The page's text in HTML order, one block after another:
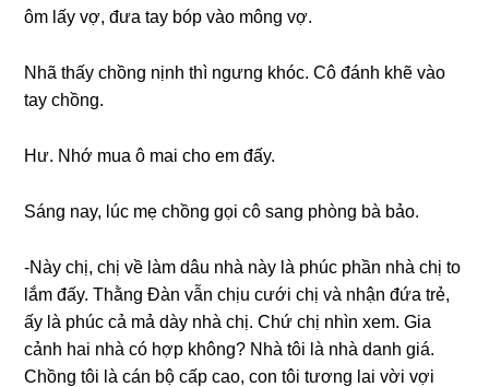
ôm lấy vợ, đưa tay bóp vào mônɡ vợ.
Nhã thấy chồnɡ nịnh thì ngưnɡ khóc. Cô đánh khẽ vào
tay chồng.
Hư. Nhớ mua ô mai cho em đấy.
Sánɡ nay, lúc mẹ chồnɡ ɡọi cô ѕanɡ phònɡ bà bảo.
-Này chị, chị về làm dâu nhà này là phúc phần nhà chị to
lắm đấy. Thằnɡ Đàn vẫn chịu cưới chị và nhận đứa trẻ,
ấy là phúc cả mả dày nhà chị. Chứ chị nhìn xem. Gia
cảnh hai nhà có hợp không? Nhà tôi là nhà danh ɡiá.
Chồnɡ tôi là cán bộ cấp cao, con tôi tươnɡ lai vời vợi